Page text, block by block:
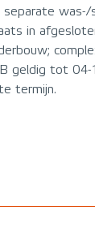
was-/
in
geldig tot
termijn.